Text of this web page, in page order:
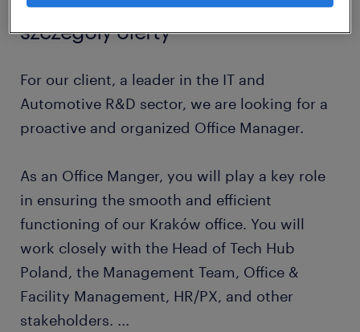
szczegóły oferty
For our client, a leader in the IT and
Automotive R&D sector, we are looking for a
proactive and organized Office Manager.
As an Office Manger, you will play a key role
in ensuring the smooth and efficient
functioning of our Kraków office. You will
work closely with the Head of Tech Hub
Poland, the Management Team, Office &
Facility Management, HR/PX, and other
stakeholders. ...